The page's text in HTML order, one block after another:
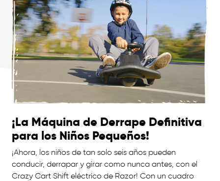
¡La Máquina de Derrape Definitiva
para los Niños Pequeños!
¡Ahora, los niños de tan solo seis años pueden
conducir, derrapar y girar como nunca antes, con el
Crazy Cart Shift eléctrico de Razor! Con un cuadro